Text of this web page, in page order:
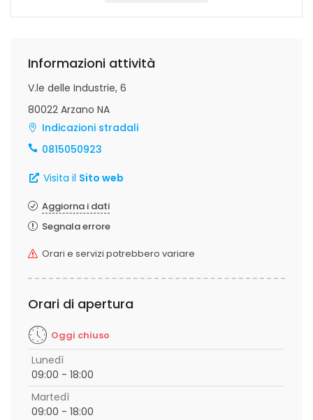
Informazioni attività
V.le delle Industrie, 6
80022 Arzano NA
Indicazioni stradali
0815050923
Visita il Sito web
Aggiorna i dati
Segnala errore
Orari e servizi potrebbero variare
Orari di apertura
Oggi chiuso
Lunedì
09:00 - 18:00
Martedì
09:00 - 18:00